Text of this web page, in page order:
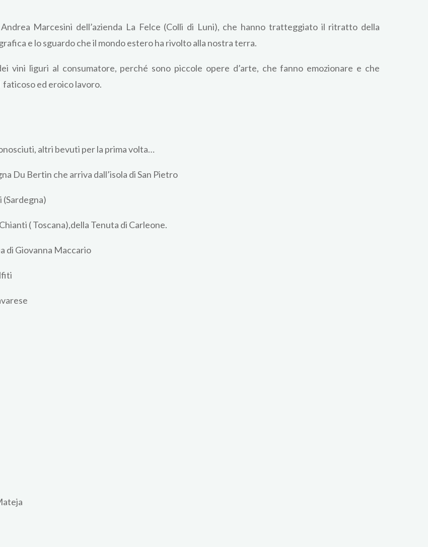
Marcesini dell’azienda La Felce (Colli di Luni), che hanno tratteggiato il ritratto della
e lo sguardo che il mondo estero ha rivolto alla nostra terra.
vini liguri al consumatore, perché sono piccole opere d’arte, che fanno emozionare e che
faticoso ed eroico lavoro.
altri bevuti per la prima volta…
Du Bertin che arriva dall’isola di San Pietro
( Toscana),della Tenuta di Carleone.
di Giovanna Maccario